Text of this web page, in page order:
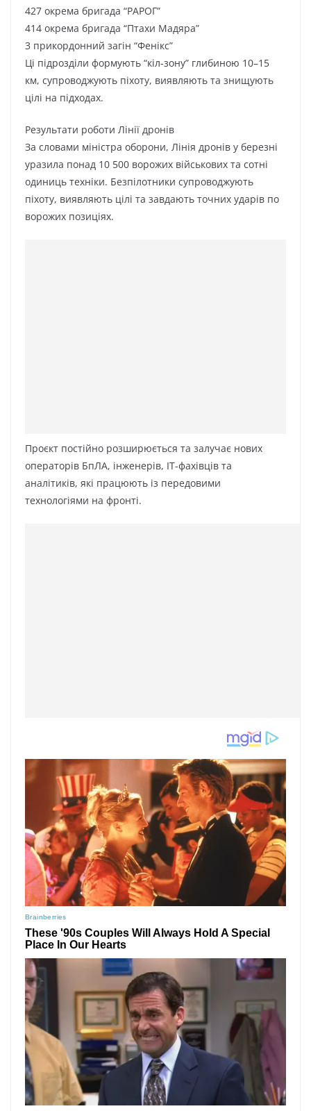
427 окрема бригада “РАРОГ”
414 окрема бригада “Птахи Мадяра”
3 прикордонний загін “Фенікс”
Ці підрозділи формують “кіл-зону” глибиною 10–15
км, супроводжують піхоту, виявляють та знищують
цілі на підходах.
Результати роботи Лінії дронів
За словами міністра оборони, Лінія дронів у березні
уразила понад 10 500 ворожих військових та сотні
одиниць техніки. Безпілотники супроводжують
піхоту, виявляють цілі та завдають точних ударів по
ворожих позиціях.
Проєкт постійно розширюється та залучає нових
операторів БпЛА, інженерів, ІТ-фахівців та
аналітиків, які працюють із передовими
технологіями на фронті.